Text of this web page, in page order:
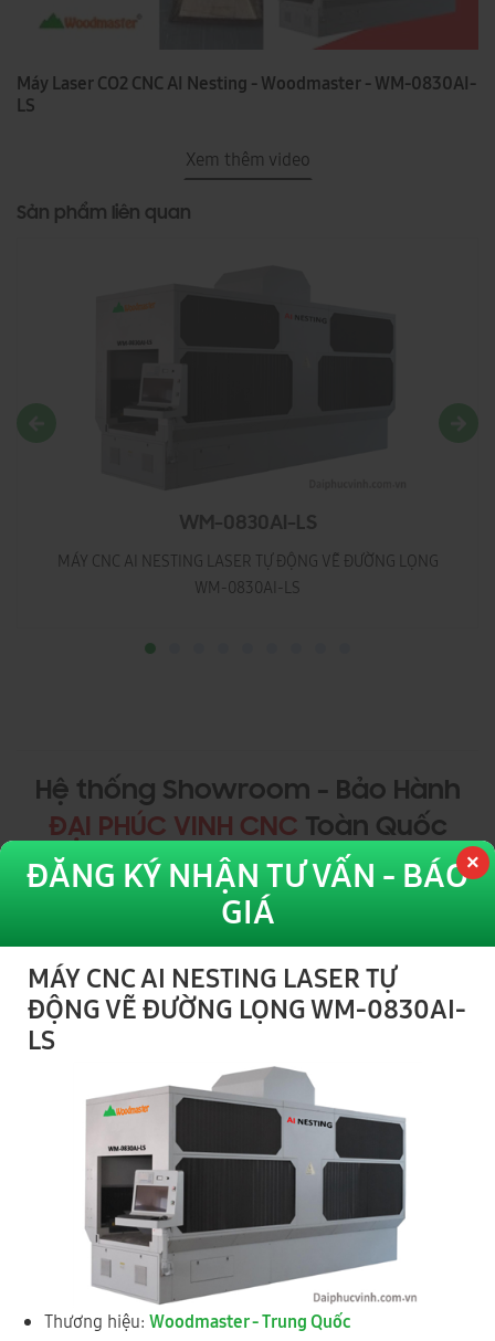
ĐĂNG KÝ NHẬN TƯ VẤN - BÁO
GIÁ
MÁY CNC AI NESTING LASER TỰ
ĐỘNG VẼ ĐƯỜNG LỌNG WM-0830AI-
LS
Thương hiệu: Woodmaster - Trung Quốc
Máy Laser CO2 CNC AI Nesting - Woodmaster - WM-0830AI-
LS
Xem thêm video
Sản phẩm liên quan
WM-0830AI-LS
MÁY CNC AI NESTING LASER TỰ ĐỘNG VẼ ĐƯỜNG LỌNG
WM-0830AI-LS
Hệ thống Showroom - Bảo Hành
ĐẠI PHÚC VINH CNC Toàn Quốc
(KCN Nguyên Khê) Tổ 28, xã Phúc Thịnh, Thành phố Hà Nội
0977 244 343- Mr Cường
0989 730 343- Mr Thức
2 TỈNH ĐỒNG NAI